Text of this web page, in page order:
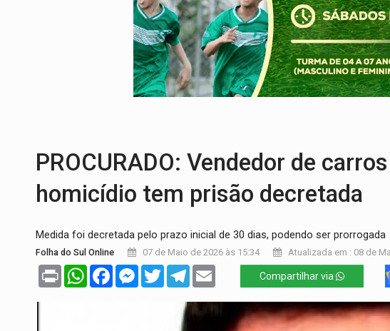
CELEBRAÇÃO:Cerejeiras completa 43 anos de
SAÚDE:Anvisa desmente boato sobre presença de
VÍDEO:Pitbulls fogem de residência e atacam casal
PROCURADO: Vendedor de
homicídio tem prisão decretada
Medida foi decretada pelo prazo inicial de 30 dias, podendo ser prorrogada
Folha do Sul Online 07 de Maio de 2026 às 15:34 Atualizada em : 08 de
Print WhatsAppFacebookMessenger
TwitterTelegram Compartilhar via